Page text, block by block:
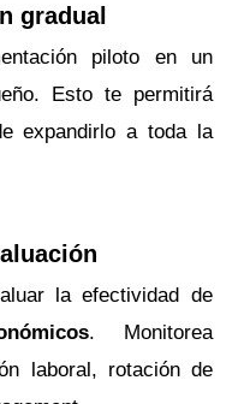
gradual
piloto en un
Esto te permitirá
expandirlo a toda la
la efectividad de
. Monitorea
laboral, rotación de